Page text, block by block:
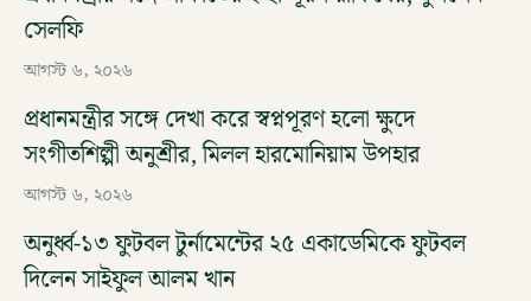
সেলফি
আগস্ট ৬, ২০২৬
প্রধানমন্ত্রীর সঙ্গে দেখা করে স্বপ্নপূরণ হলো ক্ষুদে
সংগীতশিল্পী অনুশ্রীর, মিলল হারমোনিয়াম উপহার
আগস্ট ৬, ২০২৬
অনুর্ধ্ব-১৩ ফুটবল টুর্নামেন্টের ২৫ একাডেমিকে ফুটবল
দিলেন সাইফুল আলম খান